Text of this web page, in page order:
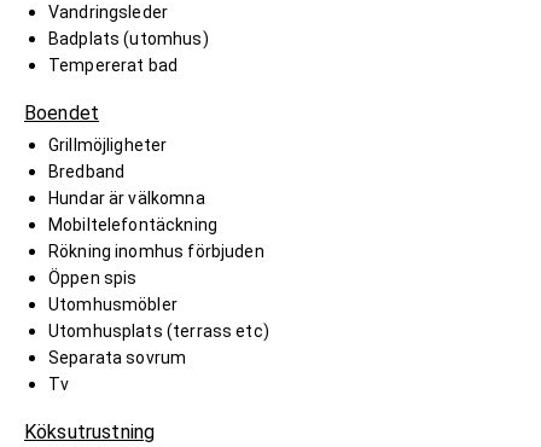
Vandringsleder
Badplats (utomhus)
Tempererat bad
Boendet
Grillmöjligheter
Bredband
Hundar är välkomna
Mobiltelefontäckning
Rökning inomhus förbjuden
Öppen spis
Utomhusmöbler
Utomhusplats (terrass etc)
Separata sovrum
Tv
Köksutrustning